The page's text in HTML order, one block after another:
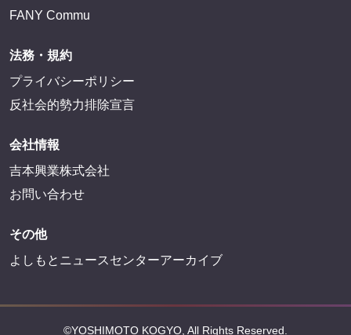
FANY Commu
法務・規約
プライバシーポリシー
反社会的勢力排除宣言
会社情報
吉本興業株式会社
お問い合わせ
その他
よしもとニュースセンターアーカイブ
©YOSHIMOTO KOGYO, All Rights Reserved.